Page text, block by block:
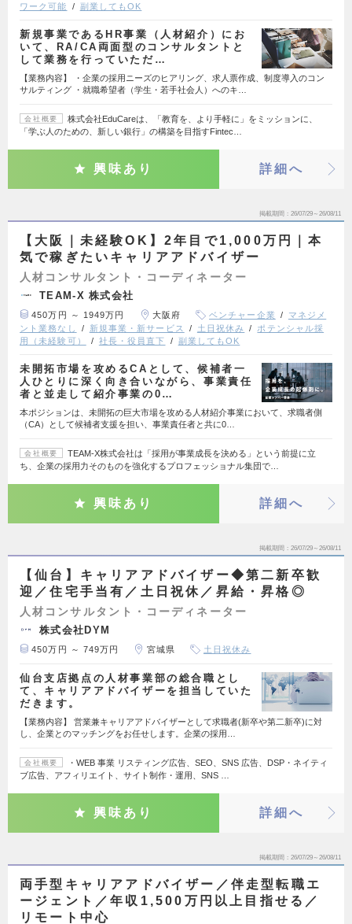
ワーク可能
副業してもOK
新規事業であるHR事業（人材紹介）にお
いて、RA/CA両面型のコンサルタントと
して業務を行っていただ…
【業務内容】 ・企業の採用ニーズのヒアリング、求人票作成、制度導入のコン
サルティング ・就職希望者（学生・若手社会人）へのキ…
会社概要
株式会社EduCareは、「教育を、より手軽に」をミッションに、
「学ぶ人のための、新しい銀行」の構築を目指すFintec…
興味あり 詳細へ
掲載期間 26/07/29～26/08/11
【大阪｜未経験OK】2年目で1,000万円｜本
気で稼ぎたいキャリアアドバイザー
人材コンサルタント・コーディネーター
TEAM-X 株式会社
450万円 ～ 1949万円 大阪府 ベンチャー企業
マネジメ
ント業務なし
新規事業・新サービス 土日祝休み
ポテンシャル採
用（未経験可）
社長・役員直下 副業してもOK
未開拓市場を攻めるCAとして、候補者一
人ひとりに深く向き合いながら、事業責任
者と並走して紹介事業の0…
本ポジションは、未開拓の巨大市場を攻める人材紹介事業において、求職者側
（CA）として候補者支援を担い、事業責任者と共に0…
会社概要
TEAM-X株式会社は「採用が事業成長を決める」という前提に立
ち、企業の採用力そのものを強化するプロフェッショナル集団で…
興味あり 詳細へ
掲載期間 26/07/29～26/08/11
【仙台】キャリアアドバイザー◆第二新卒歓
迎／住宅手当有／土日祝休／昇給・昇格◎
人材コンサルタント・コーディネーター
株式会社DYM
450万円 ～ 749万円 宮城県 土日祝休み
仙台支店拠点の人材事業部の総合職とし
て、キャリアアドバイザーを担当していた
だきます。
【業務内容】 営業兼キャリアアドバイザーとして求職者(新卒や第二新卒)に対
し、企業とのマッチングをお任せします。企業の採用…
会社概要
・WEB 事業 リスティング広告、SEO、SNS 広告、DSP・ネイティ
ブ広告、アフィリエイト、サイト制作・運用、SNS …
興味あり 詳細へ
掲載期間 26/07/29～26/08/11
両手型キャリアアドバイザー／伴走型転職エ
ージェント／年収1,500万円以上目指せる／
リモート中心